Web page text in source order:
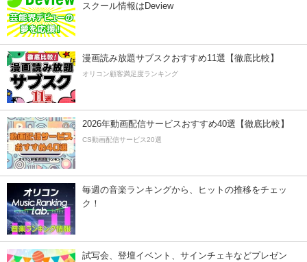
スクール情報はDeview
漫画読み放題サブスクおすすめ11選【徹底比較】
オリコン顧客満足度ランキング
2026年動画配信サービスおすすめ40選【徹底比較】
CS動画配信サービス20選
毎週の音楽ランキングから、ヒットの推移をチェッ
ク！
試写会、登壇イベント、サインチェキなどプレゼン